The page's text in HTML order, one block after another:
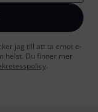
jag till att ta emot e-
helst. Du finner mer
.